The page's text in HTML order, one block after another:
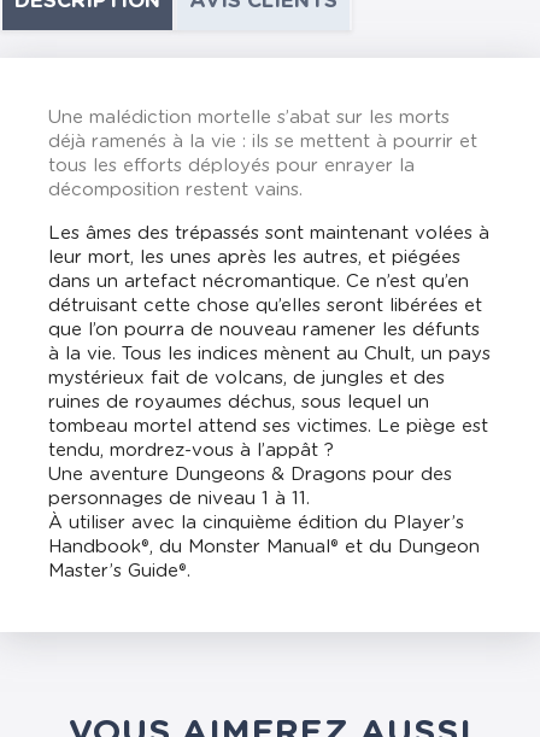
Une malédiction mortelle s’abat sur les morts
déjà ramenés à la vie : ils se mettent à pourrir et
tous les efforts déployés pour enrayer la
décomposition restent vains.
Les âmes des trépassés sont maintenant volées à
leur mort, les unes après les autres, et piégées
dans un artefact nécromantique. Ce n’est qu’en
détruisant cette chose qu’elles seront libérées et
que l’on pourra de nouveau ramener les défunts
à la vie. Tous les indices mènent au Chult, un pays
mystérieux fait de volcans, de jungles et des
ruines de royaumes déchus, sous lequel un
tombeau mortel attend ses victimes. Le piège est
tendu, mordrez-vous à l’appât ?
Une aventure Dungeons & Dragons pour des
personnages de niveau 1 à 11.
À utiliser avec la cinquième édition du Player’s
Handbook®, du Monster Manual® et du Dungeon
Master’s Guide®.